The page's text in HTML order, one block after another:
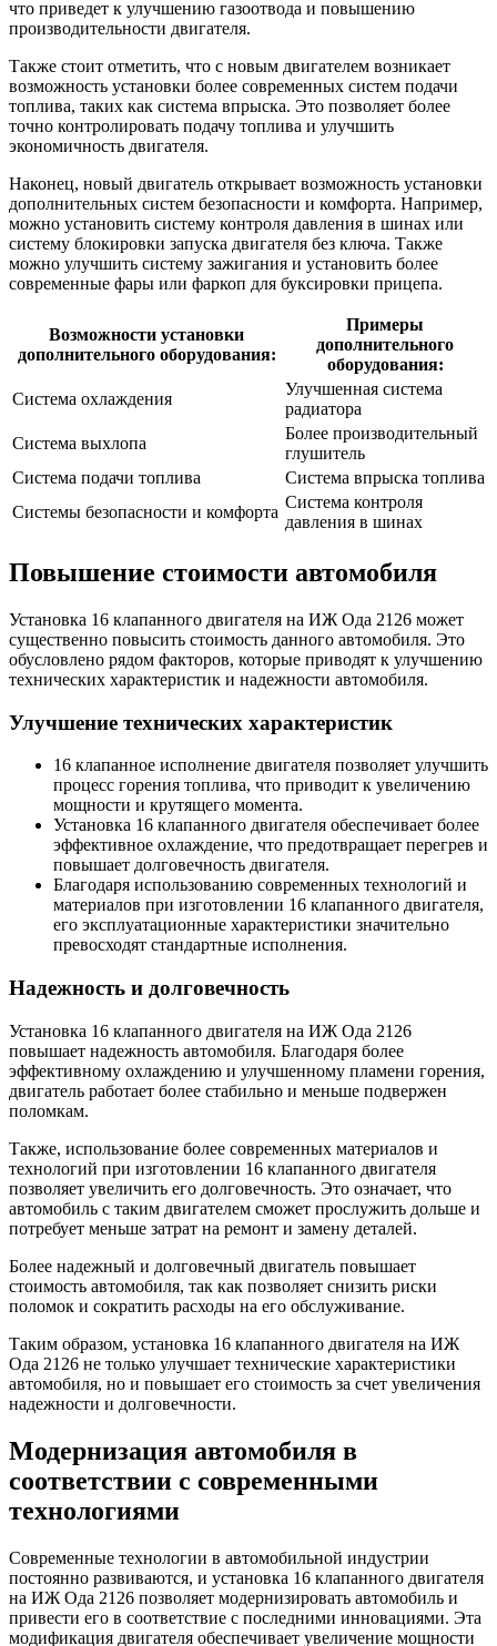
что приведет к улучшению газоотвода и повышению
производительности двигателя.
Также стоит отметить, что с новым двигателем возникает
возможность установки более современных систем подачи
топлива, таких как система впрыска. Это позволяет более
точно контролировать подачу топлива и улучшить
экономичность двигателя.
Наконец, новый двигатель открывает возможность установки
дополнительных систем безопасности и комфорта. Например,
можно установить систему контроля давления в шинах или
систему блокировки запуска двигателя без ключа. Также
можно улучшить систему зажигания и установить более
современные фары или фаркоп для буксировки прицепа.
Возможности установки
дополнительного оборудования:
Примеры
дополнительного
оборудования:
Система охлаждения
Улучшенная система
радиатора
Система выхлопа
Более производительный
глушитель
Система подачи топлива
Система впрыска топлива
Системы безопасности и комфорта
Система контроля
давления в шинах
Повышение стоимости автомобиля
Установка 16 клапанного двигателя на ИЖ Ода 2126 может
существенно повысить стоимость данного автомобиля. Это
обусловлено рядом факторов, которые приводят к улучшению
технических характеристик и надежности автомобиля.
Улучшение технических характеристик
16 клапанное исполнение двигателя позволяет улучшить
процесс горения топлива, что приводит к увеличению
мощности и крутящего момента.
Установка 16 клапанного двигателя обеспечивает более
эффективное охлаждение, что предотвращает перегрев и
повышает долговечность двигателя.
Благодаря использованию современных технологий и
материалов при изготовлении 16 клапанного двигателя,
его эксплуатационные характеристики значительно
превосходят стандартные исполнения.
Надежность и долговечность
Установка 16 клапанного двигателя на ИЖ Ода 2126
повышает надежность автомобиля. Благодаря более
эффективному охлаждению и улучшенному пламени горения,
двигатель работает более стабильно и меньше подвержен
поломкам.
Также, использование более современных материалов и
технологий при изготовлении 16 клапанного двигателя
позволяет увеличить его долговечность. Это означает, что
автомобиль с таким двигателем сможет прослужить дольше и
потребует меньше затрат на ремонт и замену деталей.
Более надежный и долговечный двигатель повышает
стоимость автомобиля, так как позволяет снизить риски
поломок и сократить расходы на его обслуживание.
Таким образом, установка 16 клапанного двигателя на ИЖ
Ода 2126 не только улучшает технические характеристики
автомобиля, но и повышает его стоимость за счет увеличения
надежности и долговечности.
Модернизация автомобиля в
соответствии с современными
технологиями
Современные технологии в автомобильной индустрии
постоянно развиваются, и установка 16 клапанного двигателя
на ИЖ Ода 2126 позволяет модернизировать автомобиль и
привести его в соответствие с последними инновациями. Эта
модификация двигателя обеспечивает увеличение мощности